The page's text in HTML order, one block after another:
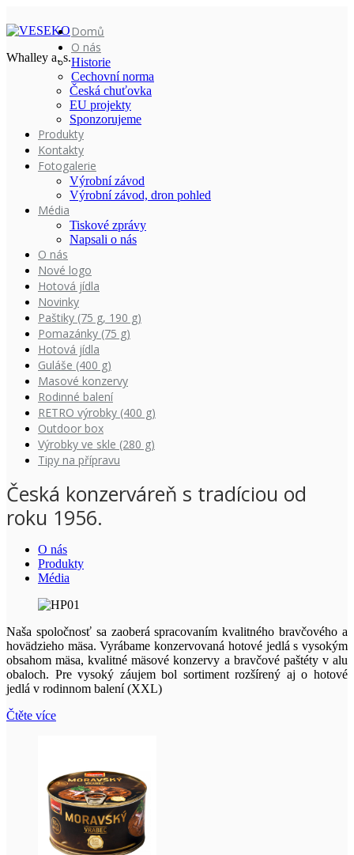
Whalley a. s.
Domů
O nás
Historie
Cechovní norma
Česká chuťovka
EU projekty
Sponzorujeme
Produkty
Kontakty
Fotogalerie
Výrobní závod
Výrobní závod, dron pohled
Média
Tiskové zprávy
Napsali o nás
O nás
Nové logo
Hotová jídla
Novinky
Paštiky (75 g, 190 g)
Pomazánky (75 g)
Hotová jídla
Guláše (400 g)
Masové konzervy
Rodinné balení
RETRO výrobky (400 g)
Outdoor box
Výrobky ve skle (280 g)
Tipy na přípravu
Česká konzerváreň s tradíciou od
roku 1956.
O nás
Produkty
Média
Naša spoločnosť sa zaoberá spracovaním kvalitného bravčového a
hovädzieho mäsa. Vyrábame konzervovaná hotové jedlá s vysokým
obsahom mäsa, kvalitné mäsové konzervy a bravčové paštéty v alu
obaloch. Pre vysoký záujem bol sortiment rozšírený aj o hotové
jedlá v rodinnom balení (XXL)
Čtěte více